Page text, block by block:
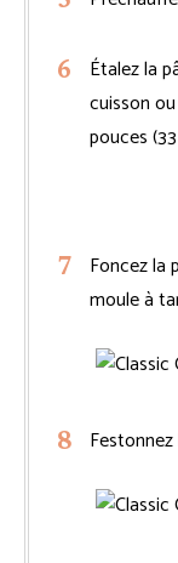
Étalez la
cuisson
pouces
Foncez la
moule à